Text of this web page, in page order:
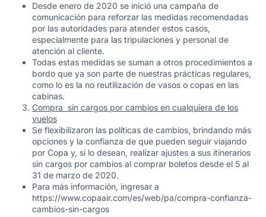
Desde enero de 2020 se inició una campaña de
comunicación para reforzar las medidas recomendadas
por las autoridades para atender estos casos,
especialmente para las tripulaciones y personal de
atención al cliente.
Todas estas medidas se suman a otros procedimientos a
bordo que ya son parte de nuestras prácticas regulares,
como lo es la no reutilización de vasos o copas en las
cabinas.
Compra sin cargos por cambios en cualquiera de los
vuelos
Se flexibilizaron las políticas de cambios, brindando más
opciones y la confianza de que pueden seguir viajando
por Copa y, si lo desean, realizar ajustes a sus itinerarios
sin cargos por cambios al comprar boletos desde el 5 al
31 de marzo de 2020.
Para más información, ingresar a
https://www.copaair.com/es/web/pa/compra-confianza-
cambios-sin-cargos